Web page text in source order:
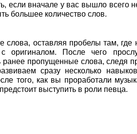
если вначале у вас вышло всего
большее количество слов.
слова, оставляя пробелы там, где
оригиналом. После чего
пропущенные слова, следя
сразу несколько
того, как вы проработали
выступить в роли певца.